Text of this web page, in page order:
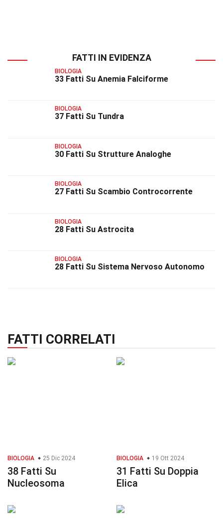
FATTI IN EVIDENZA
BIOLOGIA
33 Fatti Su Anemia Falciforme
BIOLOGIA
37 Fatti Su Tundra
BIOLOGIA
30 Fatti Su Strutture Analoghe
BIOLOGIA
27 Fatti Su Scambio Controcorrente
BIOLOGIA
28 Fatti Su Astrocita
BIOLOGIA
28 Fatti Su Sistema Nervoso Autonomo
FATTI CORRELATI
BIOLOGIA 25 Dic 2024
38 Fatti Su
Nucleosoma
BIOLOGIA 19 Ott 2024
31 Fatti Su Doppia
Elica